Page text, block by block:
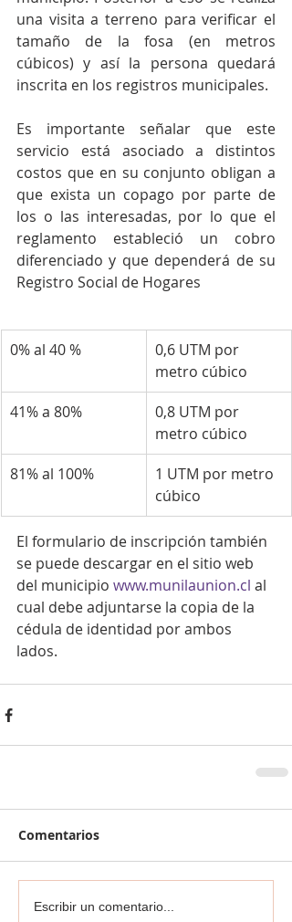
una visita a terreno para verificar el
tamaño de la fosa (en metros
cúbicos) y así la persona quedará
inscrita en los registros municipales.
Es importante señalar que este
servicio está asociado a distintos
costos que en su conjunto obligan a
que exista un copago por parte de
los o las interesadas, por lo que el
reglamento estableció un cobro
diferenciado y que dependerá de su
Registro Social de Hogares
0% al 40 %
0,6 UTM por
metro cúbico
41% a 80%
0,8 UTM por
metro cúbico
81% al 100%
1 UTM por metro
cúbico
El formulario de inscripción también
se puede descargar en el sitio web
del municipio www.munilaunion.cl al
cual debe adjuntarse la copia de la
cédula de identidad por ambos
lados.
Comentarios
Escribir un comentario...